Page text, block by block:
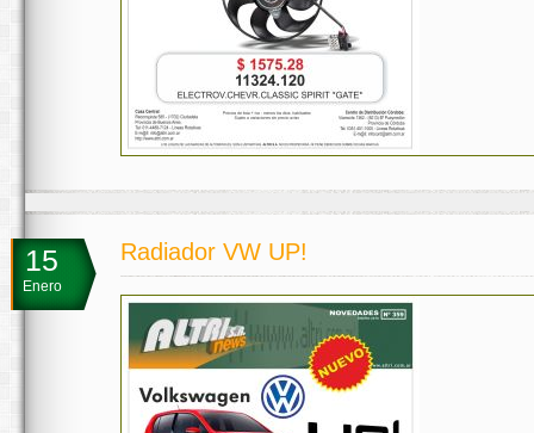
15
Enero
Radiador VW UP!